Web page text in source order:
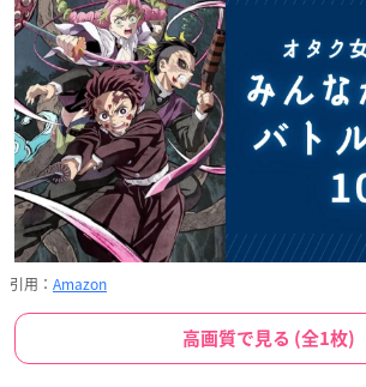
引用： Amazon
高画質で見る (全1枚)